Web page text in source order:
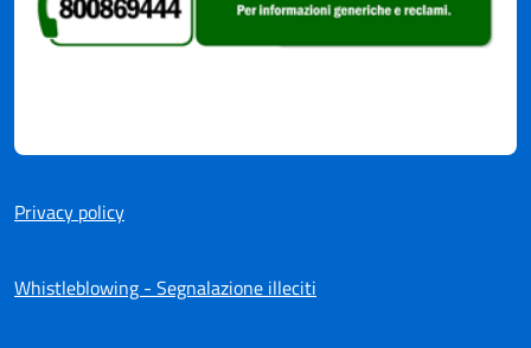
Privacy policy
Whistleblowing - Segnalazione illeciti